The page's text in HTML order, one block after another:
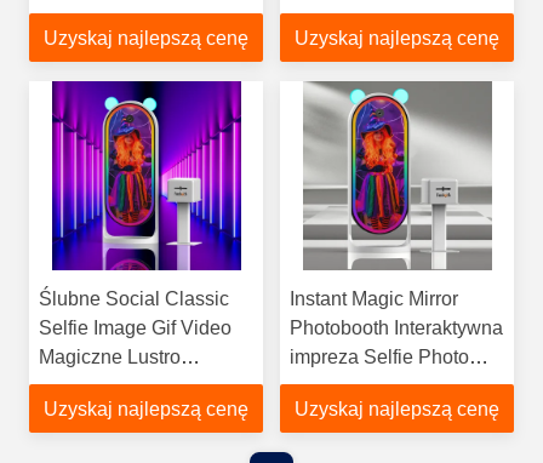
dotykowy do wydarzeń i
marketingu
Uzyskaj najlepszą cenę
dotykowy z kamerą i
drukarką
Uzyskaj najlepszą cenę
Ślubne Social Classic
Selfie Image Gif Video
Magiczne Lustro
Photobooth Kiosk
Fotobooth Kiosk Z
Uzyskaj najlepszą cenę
Instant Magic Mirror
Photobooth Interaktywna
impreza Selfie Photo
Mirror Booth Z
oprogramowaniem do
Uzyskaj najlepszą cenę